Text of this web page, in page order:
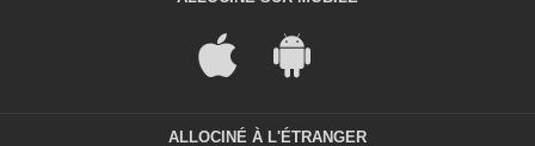
ALLOCINÉ À L'ÉTRANGER